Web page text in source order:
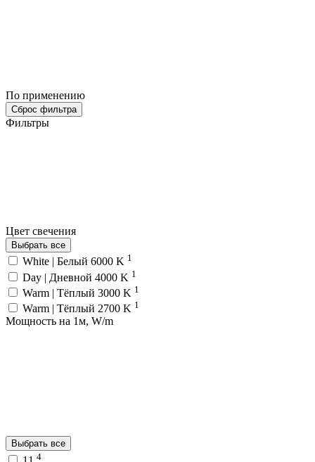
По применению
Сброс фильтра
Фильтры
Цвет свечения
Выбрать все
White | Белый 6000 K 1
Day | Дневной 4000 K 1
Warm | Тёплый 3000 K 1
Warm | Тёплый 2700 K 1
Мощность на 1м, W/m
Выбрать все
4